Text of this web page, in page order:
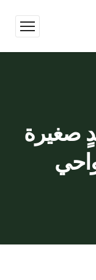
صغيرة